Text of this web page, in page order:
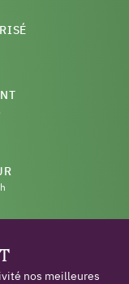
nos meilleures